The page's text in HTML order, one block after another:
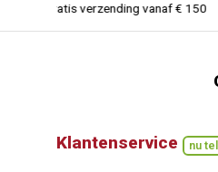
Gratis verzending vanaf € 150
Klantenservice nu